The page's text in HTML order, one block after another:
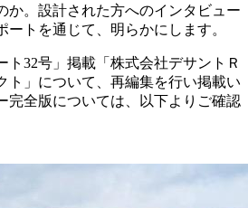
か。設計された方へのインタビュー
トを通じて、明らかにします。
ト32号」掲載「株式会社デサントＲ
ト」について、再編集を行い掲載い
完全版については、以下よりご確認